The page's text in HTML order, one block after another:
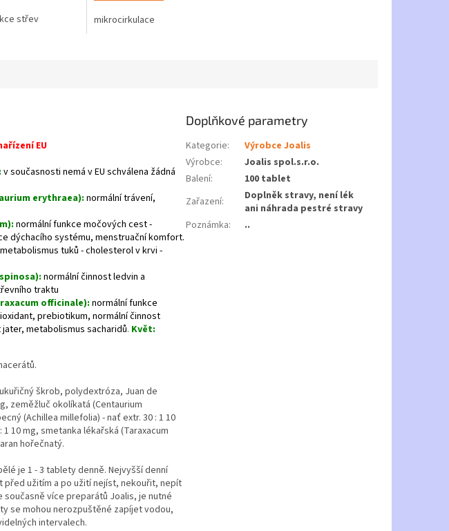
střev mikrocirkulace
EU
v současnosti nemá v EU schválena žádná
erythraea): normální trávení,
normální funkce močových cest -
dýchacího systému, menstruační komfort.
tuků - cholesterol v krvi -
normální činnost ledvin a
traktu
officinale): normální funkce
prebiotikum, normální činnost
metabolismus sacharidů. Květ:
škrob, polydextróza, Juan de
zeměžluč okolíkatá (Centaurium
(Achillea millefolia) - nať extr. 30 : 1 10
10 mg, smetanka lékařská (Taraxacum
hořečnatý.
je 1 - 3 tablety denně. Nejvyšší denní
před užitím a po užití nejíst, nekouřit, nepít
více preparátů Joalis, je nutné
se mohou nerozpuštěné zapíjet vodou,
intervalech.
Doplňkové parametry
Kategorie:
Výrobce Joalis
Výrobce:
Joalis spol.s.r.o.
Balení:
100 tablet
Zařazení:
Doplněk stravy, není lék
ani náhrada pestré stravy
Poznámka: ..